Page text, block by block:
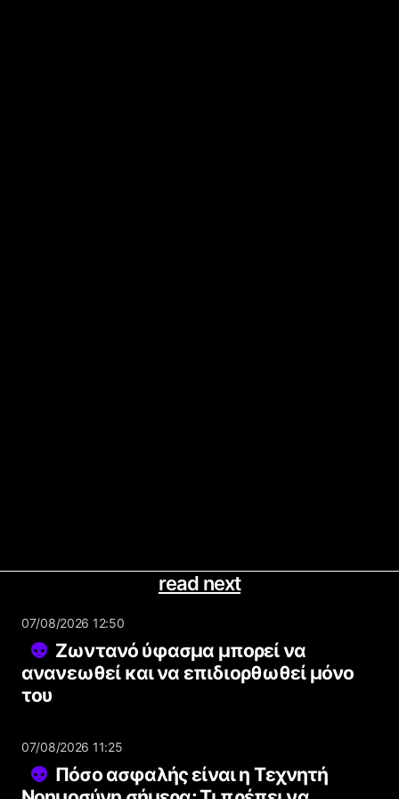
read next
07/08/2026 12:50
Ζωντανό ύφασμα μπορεί να
ανανεωθεί και να επιδιορθωθεί μόνο
του
07/08/2026 11:25
Πόσο ασφαλής είναι η Τεχνητή